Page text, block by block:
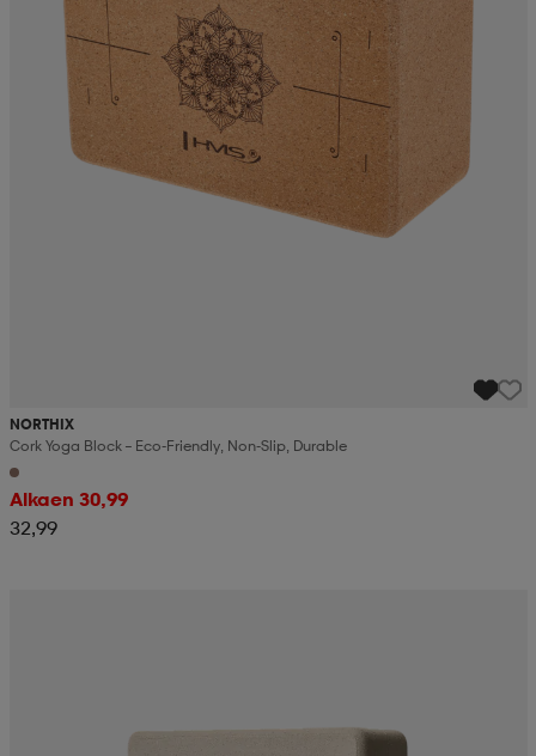
NORTHIX
Cork Yoga Block – Eco-Friendly, Non-Slip, Durable
Alkaen 30,99
32,99